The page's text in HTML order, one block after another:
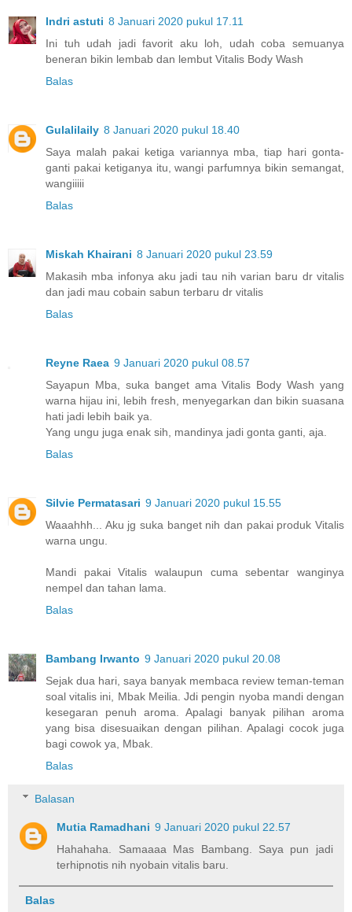
Indri astuti 8 Januari 2020 pukul 17.11
Ini tuh udah jadi favorit aku loh, udah coba semuanya
beneran bikin lembab dan lembut Vitalis Body Wash
Balas
Gulalilaily 8 Januari 2020 pukul 18.40
Saya malah pakai ketiga variannya mba, tiap hari gonta-
ganti pakai ketiganya itu, wangi parfumnya bikin semangat,
wangiiiii
Balas
Miskah Khairani 8 Januari 2020 pukul 23.59
Makasih mba infonya aku jadi tau nih varian baru dr vitalis
dan jadi mau cobain sabun terbaru dr vitalis
Balas
Reyne Raea 9 Januari 2020 pukul 08.57
Sayapun Mba, suka banget ama Vitalis Body Wash yang
warna hijau ini, lebih fresh, menyegarkan dan bikin suasana
hati jadi lebih baik ya.
Yang ungu juga enak sih, mandinya jadi gonta ganti, aja.
Balas
Silvie Permatasari 9 Januari 2020 pukul 15.55
Waaahhh... Aku jg suka banget nih dan pakai produk Vitalis
warna ungu.
Mandi pakai Vitalis walaupun cuma sebentar wanginya
nempel dan tahan lama.
Balas
Bambang Irwanto 9 Januari 2020 pukul 20.08
Sejak dua hari, saya banyak membaca review teman-teman
soal vitalis ini, Mbak Meilia. Jdi pengin nyoba mandi dengan
kesegaran penuh aroma. Apalagi banyak pilihan aroma
yang bisa disesuaikan dengan pilihan. Apalagi cocok juga
bagi cowok ya, Mbak.
Balas
Balasan
Mutia Ramadhani 9 Januari 2020 pukul 22.57
Hahahaha. Samaaaa Mas Bambang. Saya pun jadi
terhipnotis nih nyobain vitalis baru.
Balas